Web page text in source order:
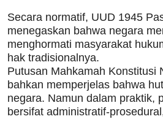
Secara normatif, UUD 1945
menegaskan bahwa negara
menghormati masyarakat
hak tradisionalnya.
Putusan Mahkamah Konstitusi
bahkan memperjelas bahwa
negara. Namun dalam praktik,
bersifat administratif-